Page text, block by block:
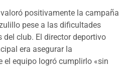
positivamente la campaña
pese a las dificultades
club. El director deportivo
era asegurar la
el equipo logró cumplirlo «sin